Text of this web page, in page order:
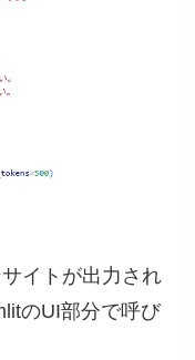
イトが出力され
のUI部分で呼び